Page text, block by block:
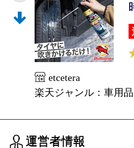
etcetera
楽天ジャンル：車用
運営者情報